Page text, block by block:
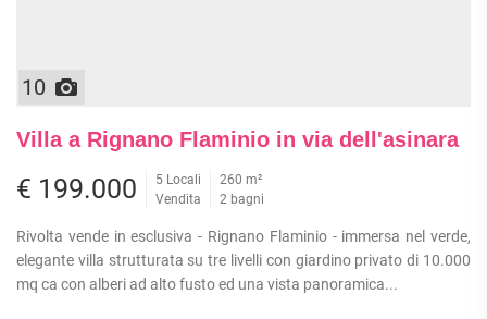
10
Villa a Rignano Flaminio in via dell'asinara
€ 199.000
5 Locali
Vendita
260 m²
2 bagni
Rivolta vende in esclusiva - Rignano Flaminio - immersa nel verde,
elegante villa strutturata su tre livelli con giardino privato di 10.000
mq ca con alberi ad alto fusto ed una vista panoramica...